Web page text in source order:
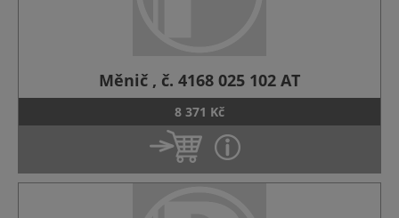
Měnič , č. 4168 025 102 AT
8 371 Kč